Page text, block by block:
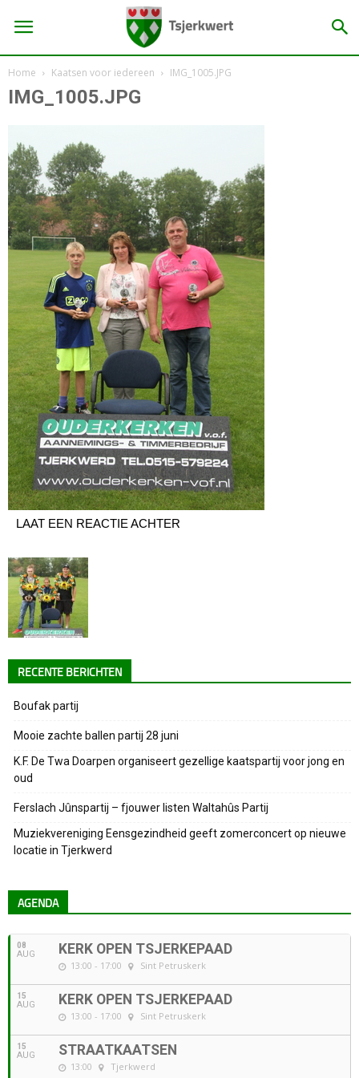
Home Kaatsen voor iedereen IMG_1005.JPG
IMG_1005.JPG
LAAT EEN REACTIE ACHTER
RECENTE BERICHTEN
Boufak partij
Mooie zachte ballen partij 28 juni
K.F. De Twa Doarpen organiseert gezellige kaatspartij voor jong en
oud
Ferslach Jûnspartij – fjouwer listen Waltahûs Partij
Muziekvereniging Eensgezindheid geeft zomerconcert op nieuwe
locatie in Tjerkwerd
AGENDA
08
AUG KERK OPEN TSJERKEPAAD
13:00 - 17:00 Sint Petruskerk
15
AUG KERK OPEN TSJERKEPAAD
13:00 - 17:00 Sint Petruskerk
15
AUG STRAATKAATSEN
13:00 Tjerkwerd